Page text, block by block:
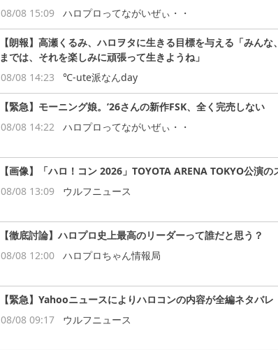
08/08 15:09
ハロプロってながいぜぃ・・
【朗報】高瀬くるみ、ハロヲタに生きる目標を与える「みん
までは、それを楽しみに頑張って生きようね」
08/08 14:23
℃-ute派なんday
【緊急】モーニング娘。’26さんの新作FSK、全く完売しない
08/08 14:22
ハロプロってながいぜぃ・・
【画像】「ハロ！コン 2026」TOYOTA ARENA TOKYO公演の
08/08 13:09
ウルフニュース
【徹底討論】ハロプロ史上最高のリーダーって誰だと思う？
08/08 12:00
ハロプロちゃん情報局
【緊急】Yahooニュースによりハロコンの内容が全編ネタバレ
08/08 09:17
ウルフニュース